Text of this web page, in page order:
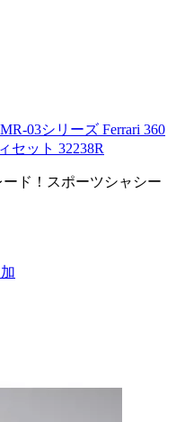
03シリーズ Ferrari 360
セット 32238R
ド！スポーツシャシー